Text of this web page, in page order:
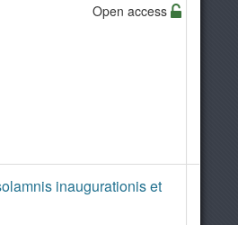
Open access
inaugurationis et